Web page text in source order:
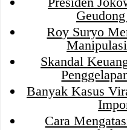
Roy Suryo
Skandal
Banyak Kasus
Cara